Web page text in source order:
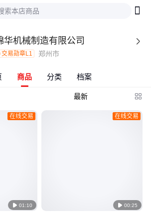
华机械制造有限公司 
交易勋章L1 郑州市
商品 分类 档案
最新 
 01:10
在线交易
 00:25
在线交易